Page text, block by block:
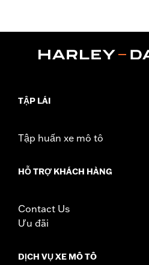
Sold Separately:Conchos
Material:
Leather
d.com/warranty
TẬP LÁI
Tập huấn xe mô tô
HỖ TRỢ KHÁCH HÀNG
Contact Us
Ưu đãi
DỊCH VỤ XE MÔ TÔ